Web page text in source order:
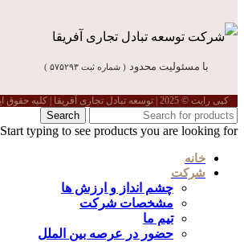
با مسئولیت محدود ( شماره ثبت ۵۷۵۲۹۳ )
کپی رایت © 2025 | توسعه تبادل تجاری آفریقا | کلیه حقوق این سایت محفوظ می باشد.
Search
Start typing to see products you are looking for.
خانه
شرکت
چشم انداز و ارزش ها
مشخصات شرکت
تیم ما
حضور در عرصه بین الملل